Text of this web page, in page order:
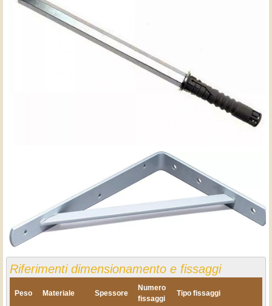
Riferimenti dimensionamento e fissaggi
Peso Materiale Spessore
Numero
fissaggi
Tipo fissaggi